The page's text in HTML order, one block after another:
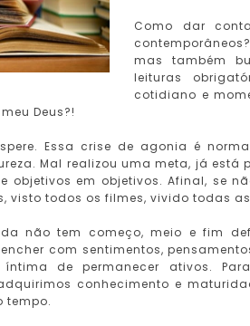
Como dar
mas também
leituras
cotidiano e
Deus?!
Essa crise de agonia é
Mal realizou uma meta, já está
objetivos em objetivos. Afinal, se
visto todos os filmes, vivido todas
não tem começo, meio e fim
com sentimentos,
de permanecer ativos.
conhecimento e
tempo.